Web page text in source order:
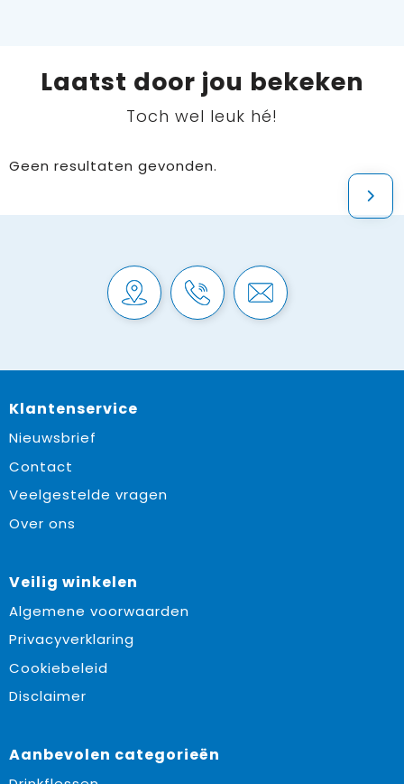
Laatst door jou bekeken
Toch wel leuk hé!
Geen resultaten gevonden.
Klantenservice
Nieuwsbrief
Contact
Veelgestelde vragen
Over ons
Veilig winkelen
Algemene voorwaarden
Privacyverklaring
Cookiebeleid
Disclaimer
Aanbevolen categorieën